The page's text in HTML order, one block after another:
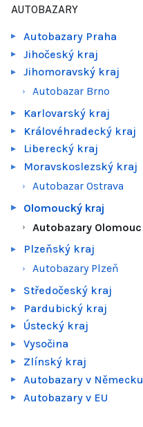
AUTOBAZARY
Autobazary Praha
Jihočeský kraj
Jihomoravský kraj
Autobazar Brno
Karlovarský kraj
Královéhradecký kraj
Liberecký kraj
Moravskoslezský kraj
Autobazar Ostrava
Olomoucký kraj
Autobazary Olomouc
Plzeňský kraj
Autobazary Plzeň
Středočeský kraj
Pardubický kraj
Ústecký kraj
Vysočina
Zlínský kraj
Autobazary v Německu
Autobazary v EU